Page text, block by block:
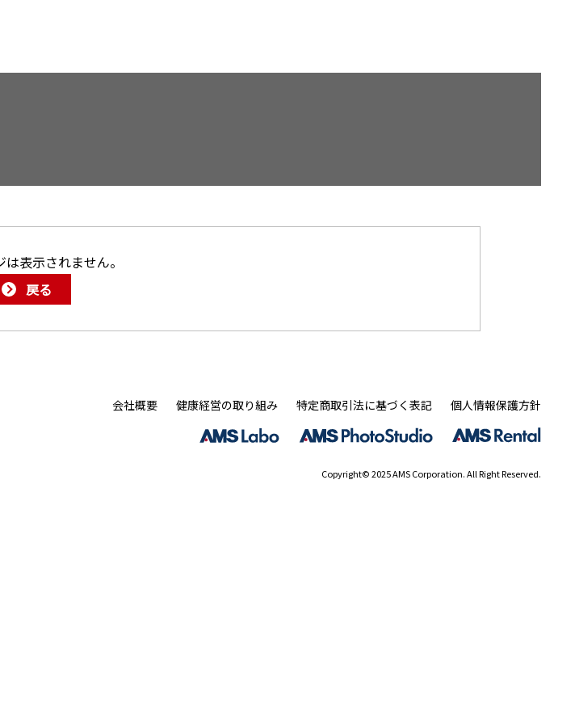
表示されません。
戻る
会社概要 健康経営の取り組み 特定商取引法に基づく表記 個人情報保護方針
Copyright© 2025 AMS Corporation. All Right Reserved.